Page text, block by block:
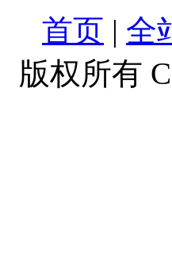
首页 | 全
版权所有